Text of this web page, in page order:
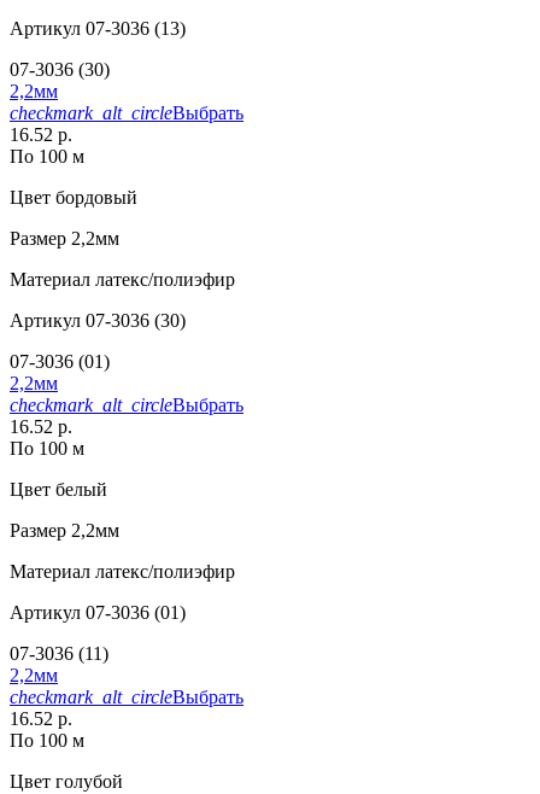
Артикул 07-3036 (13)
07-3036 (30)
2,2мм
checkmark_alt_circleВыбрать
16.52 р.
По 100 м
Цвет бордовый
Размер 2,2мм
Материал латекс/полиэфир
Артикул 07-3036 (30)
07-3036 (01)
2,2мм
checkmark_alt_circleВыбрать
16.52 р.
По 100 м
Цвет белый
Размер 2,2мм
Материал латекс/полиэфир
Артикул 07-3036 (01)
07-3036 (11)
2,2мм
checkmark_alt_circleВыбрать
16.52 р.
По 100 м
Цвет голубой